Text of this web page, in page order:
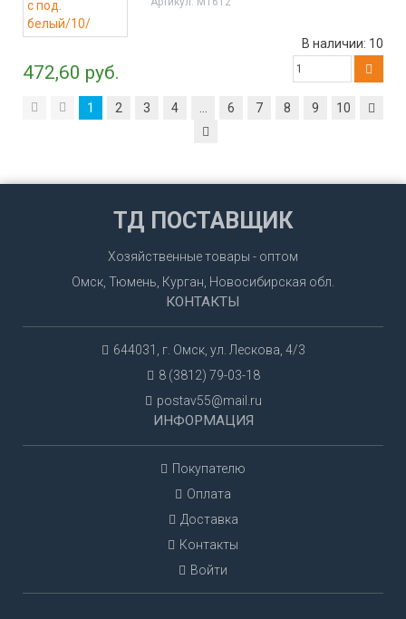
472,60 руб.
В наличии: 10
1 2 3 4 6 7 8 9 10
ТД ПОСТАВЩИК
Хозяйственные товары - оптом
Омск, Тюмень, Курган, Новосибирская обл.
КОНТАКТЫ
644031, г. Омск, ул. Лескова, 4/3
8 (3812) 79-03-18
postav55@mail.ru
ИНФОРМАЦИЯ
Покупателю
Оплата
Доставка
Контакты
Войти